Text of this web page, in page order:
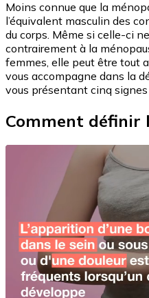
Moins connue que la
l’équivalent masculin des
du corps. Même si celle-ci
contrairement à la
femmes, elle peut être tout
vous accompagne dans la
vous présentant cinq
Comment définir